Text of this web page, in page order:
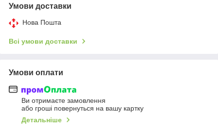
Умови доставки
Нова Пошта
Всі умови доставки
Умови оплати
Ви отримаєте замовлення
або гроші повернуться на вашу картку
Детальніше